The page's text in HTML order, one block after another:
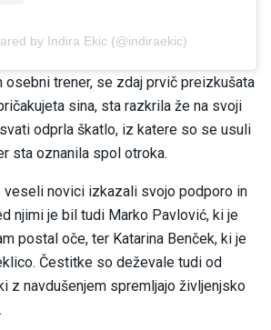
by Indira Ekic (@indiraekic)
osebni trener, se zdaj prvič preizkušata
sina, sta razkrila že na svoji
odprla škatlo, iz katere so se usuli
sta oznanila spol otroka.
veseli novici izkazali svojo podporo in
njimi je bil tudi Marko Pavlović, ki je
postal oče, ter Katarina Benček, ki je
Čestitke so deževale tudi od
z navdušenjem spremljajo življenjsko